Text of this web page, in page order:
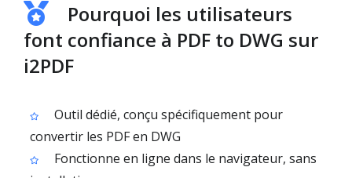
Pourquoi les utilisateurs
font confiance à PDF to DWG sur
i2PDF
Outil dédié, conçu spécifiquement pour
convertir les PDF en DWG
Fonctionne en ligne dans le navigateur, sans